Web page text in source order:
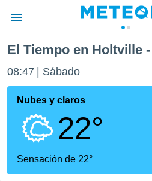
de
por
que se
calidad.
a este
las
El Tiempo en Holtville
08:47 Sábado
Nubes y claros
22°
Sensación de 22°